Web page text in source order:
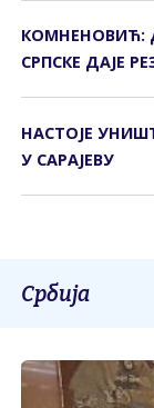
КОМНЕНОВИЋ:
СРПСКЕ ДАЈЕ
НАСТОЈЕ
У САРАЈЕВУ
Србија